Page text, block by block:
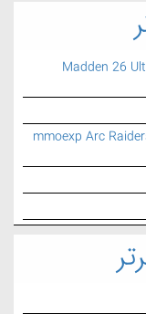
Madden 26
mmoexp Arc